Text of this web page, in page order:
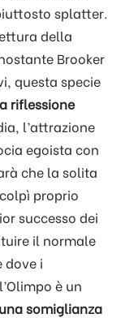
splatter.
della
Brooker
questa specie
riflessione
l’attrazione
egoista con
che la solita
proprio
successo dei
il normale
dove i
è un
una somiglianza